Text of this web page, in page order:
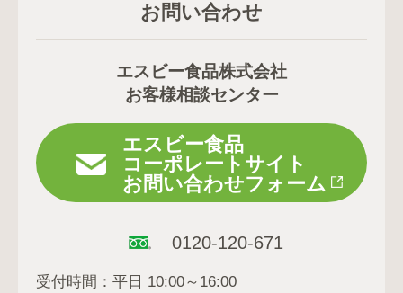
お問い合わせ
エスビー食品株式会社
お客様相談センター
エスビー食品
コーポレートサイト
お問い合わせフォーム
0120-120-671
受付時間：平日 10:00～16:00